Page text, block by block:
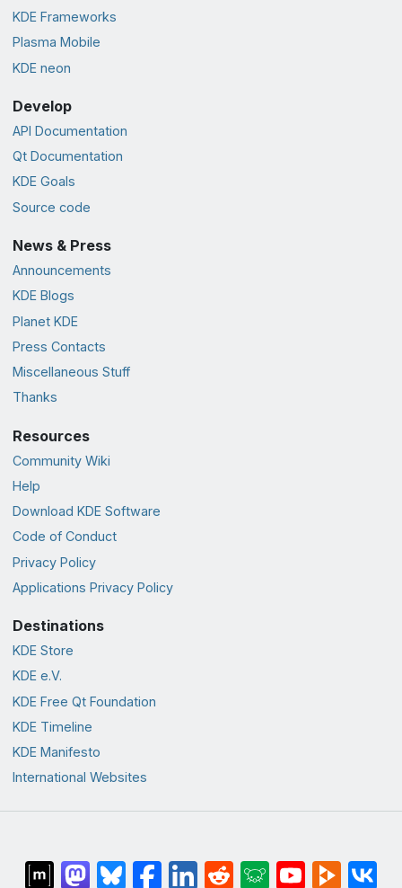
KDE Frameworks
Plasma Mobile
KDE neon
Develop
API Documentation
Qt Documentation
KDE Goals
Source code
News & Press
Announcements
KDE Blogs
Planet KDE
Press Contacts
Miscellaneous Stuff
Thanks
Resources
Community Wiki
Help
Download KDE Software
Code of Conduct
Privacy Policy
Applications Privacy Policy
Destinations
KDE Store
KDE e.V.
KDE Free Qt Foundation
KDE Timeline
KDE Manifesto
International Websites